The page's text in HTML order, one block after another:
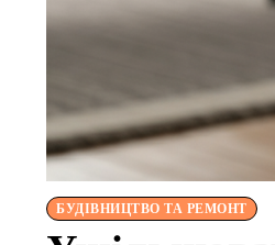
БУДІВНИЦТВО ТА РЕМОНТ